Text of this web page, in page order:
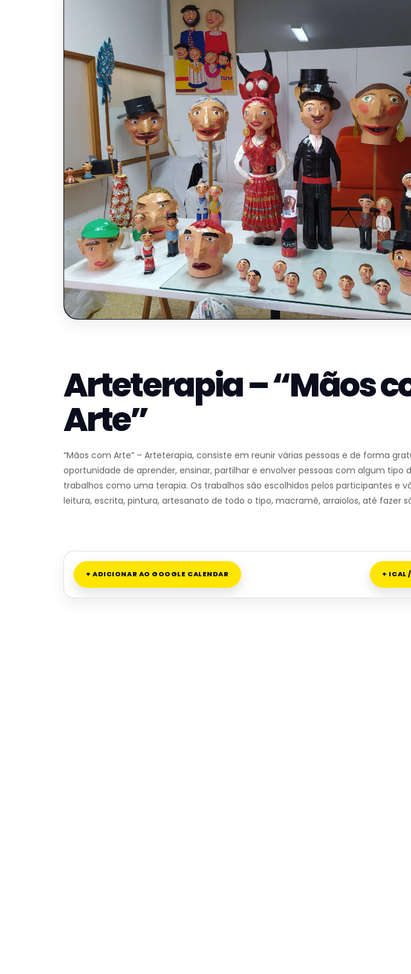
Arteterapia – “Mãos
Arte”
“Mãos com Arte” – Arteterapia, consiste em reunir várias pessoas e de forma
oportunidade de aprender, ensinar, partilhar e envolver pessoas com algum tipo
trabalhos como uma terapia. Os trabalhos são escolhidos pelos participantes e
leitura, escrita, pintura, artesanato de todo o tipo, macramê, arraiolos, até fazer
+ ADICIONAR AO GOOGLE CALENDAR + ICAL